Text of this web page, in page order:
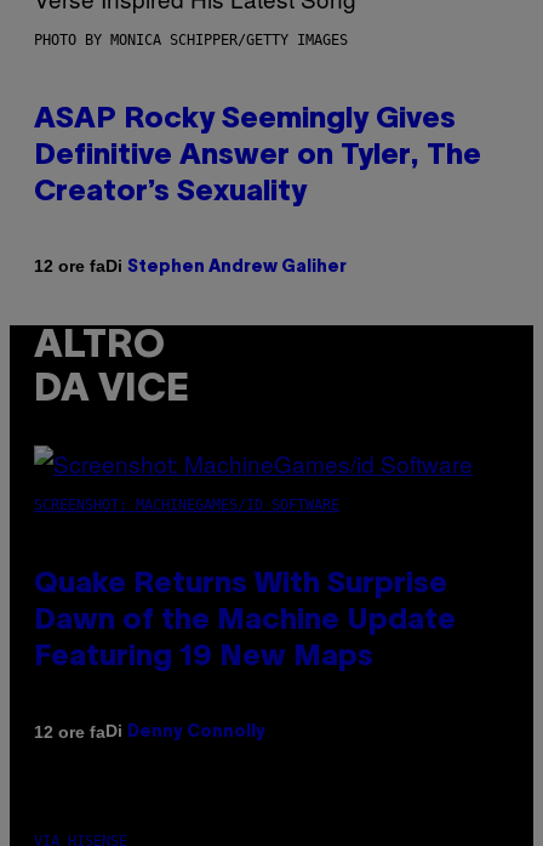
PHOTO BY MONICA SCHIPPER/GETTY IMAGES
ASAP Rocky Seemingly Gives
Definitive Answer on Tyler, The
Creator’s Sexuality
12 ore faDi Stephen Andrew Galiher
ALTRO
DA VICE
SCREENSHOT: MACHINEGAMES/ID SOFTWARE
Quake Returns With Surprise
Dawn of the Machine Update
Featuring 19 New Maps
12 ore faDi Denny Connolly
VIA HISENSE